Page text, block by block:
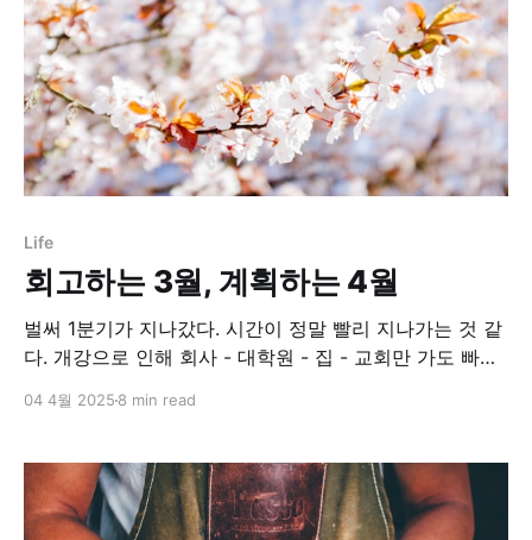
Life
회고하는 3월, 계획하는 4월
벌써 1분기가 지나갔다. 시간이 정말 빨리 지나가는 것 같
다. 개강으로 인해 회사 - 대학원 - 집 - 교회만 가도 빠듯
내가 되고 싶다. 회고하는 2월, 계획하는 3월2월달은 진
오니 3주가 지나있었고 갑자기 3월 전에 약속이 몰려잡혀
서 사람들 만나다보니 2월이
04 4월 2025 8 min read